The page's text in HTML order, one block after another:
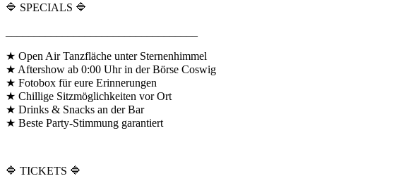
🔷 SPECIALS 🔷
★ Open Air Tanzfläche unter Sternenhimmel
★ Aftershow ab 0:00 Uhr in der Börse Coswig
★ Fotobox für eure Erinnerungen
★ Chillige Sitzmöglichkeiten vor Ort
★ Drinks & Snacks an der Bar
★ Beste Party-Stimmung garantiert
🔷 TICKETS 🔷